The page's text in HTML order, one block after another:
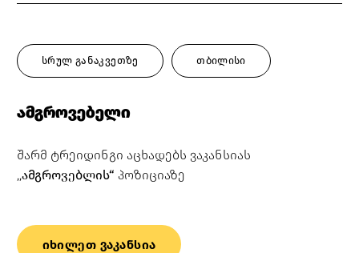
სრულ განაკვეთზე თბილისი
ამგროვებელი
შარმ ტრეიდინგი აცხადებს ვაკანსიას
,,ამგროვებლის“ პოზიციაზე
იხილეთ ვაკანსია